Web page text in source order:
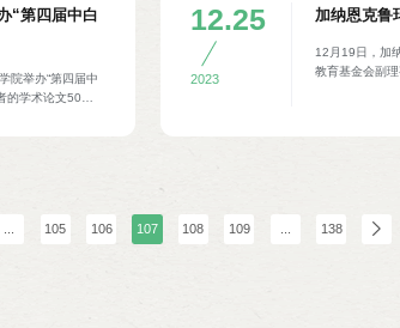
治区教育厅职业
限公司董事长段
“第四届中白
院举办“第四届中
学术论文50余
长雅库博夫斯卡
教学研究中心主
院院长，以及来自
12.25
2023
加纳恩克鲁
12月19日，加
教育基金会副
联合总会会长
团等400余人参
105 106 107 108 109 138